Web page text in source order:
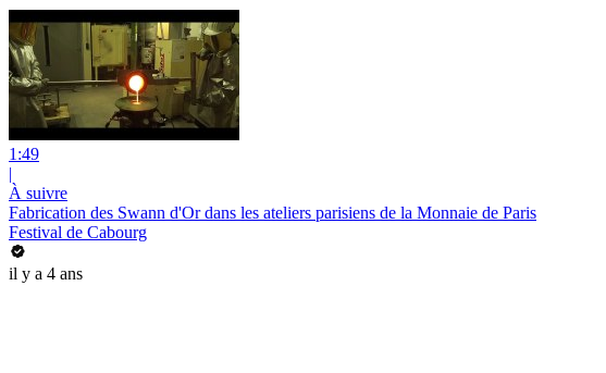
1:49
|
À suivre
Fabrication des Swann d'Or dans les ateliers parisiens de la Monnaie de Paris
Festival de Cabourg
il y a 4 ans